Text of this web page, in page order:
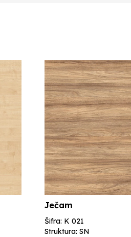
Ječam
Šifra: K 021
Struktura: SN